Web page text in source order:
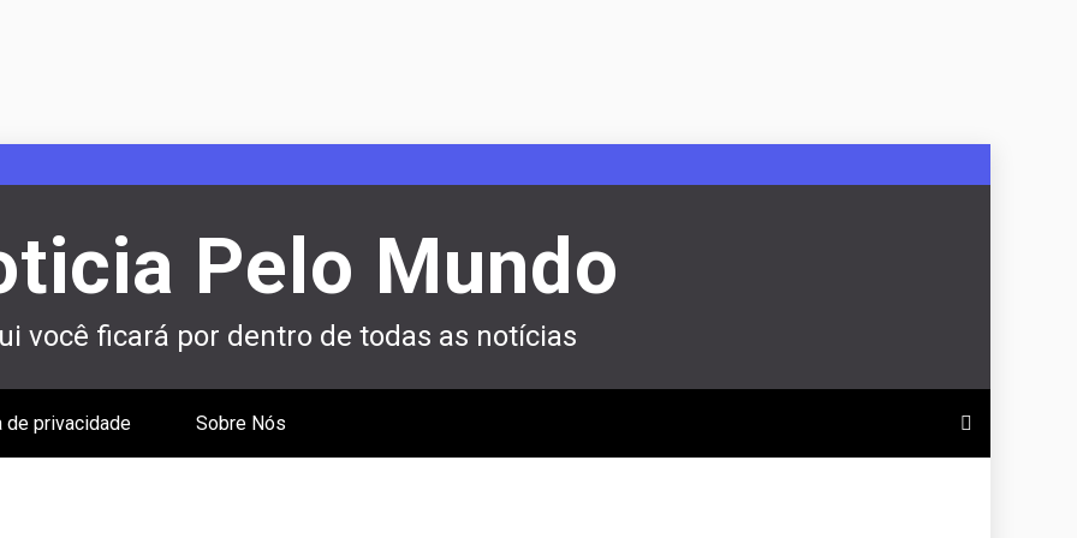
Pelo Mundo
você ficará por dentro de todas as notícias
de privacidade Sobre Nós